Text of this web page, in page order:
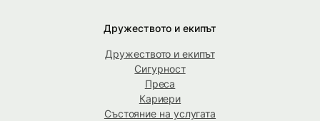
Дружеството и екипът
Дружеството и екипът
Сигурност
Преса
Кариери
Състояние на услугата